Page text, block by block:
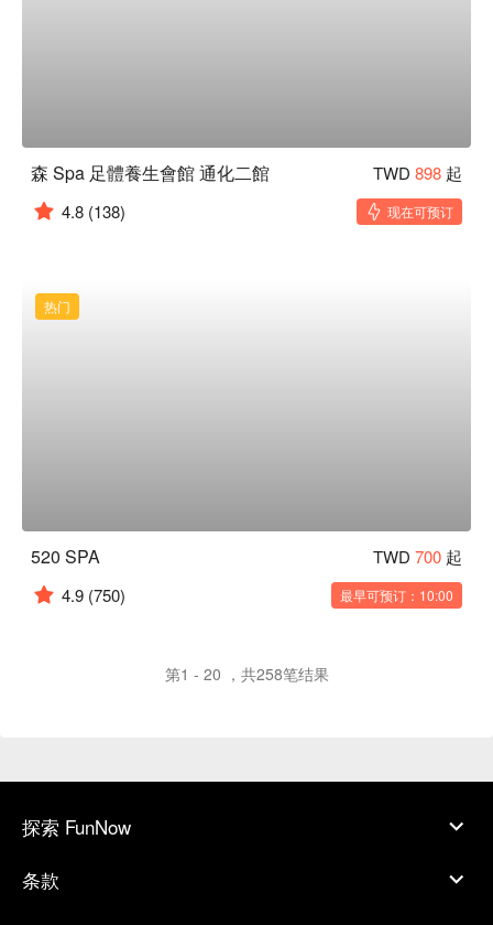
森 Spa 足體養生會館 通化二館 TWD 898 起
4.8 (138) 现在可预订
热门
520 SPA TWD 700 起
4.9 (750) 最早可预订：10:00
第1 - 20 ，共258笔结果
探索 FunNow
条款